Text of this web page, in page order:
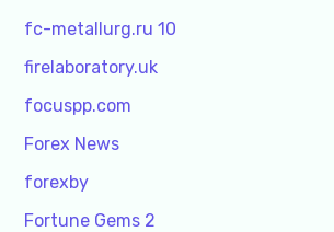
fc-metallurg.ru 10
firelaboratory.uk
focuspp.com
Forex News
forexby
Fortune Gems 2